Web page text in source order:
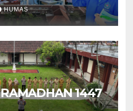
HUMAS
1447